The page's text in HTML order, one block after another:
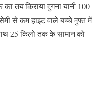
का तय किराया दुगना यानी 100
से कम हाइट वाले बच्चे मुफ्त में
25 किलो तक के सामान को